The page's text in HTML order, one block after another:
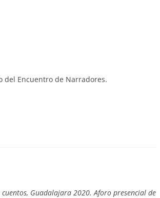
del Encuentro de Narradores.
Guadalajara 2020. Aforo presencial de